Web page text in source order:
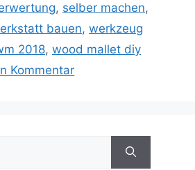
, selber machen,
bauen, werkzeug
2018, wood mallet diy
Kommentar